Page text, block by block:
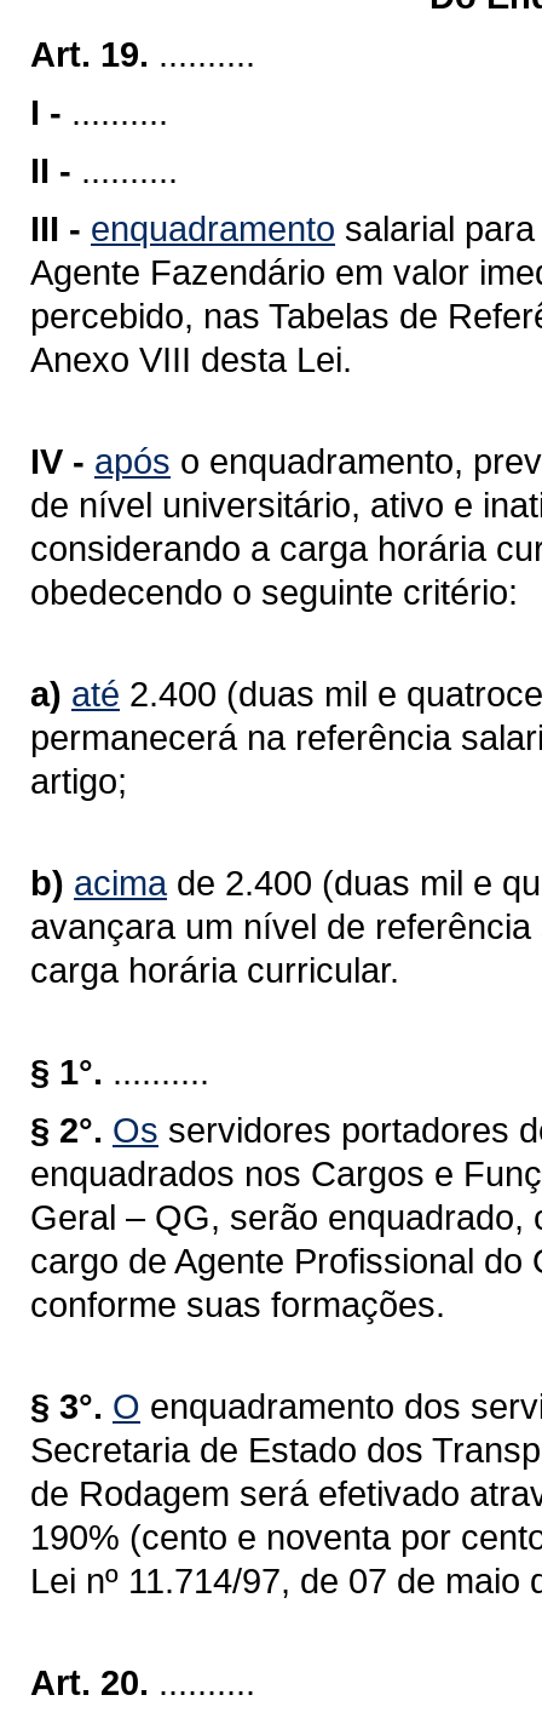
Art. 19. ..........
I - ..........
II - ..........
III - enquadramento salarial
Agente Fazendário em valor
percebido, nas Tabelas de
Anexo VIII desta Lei.
IV - após o enquadramento,
de nível universitário, ativo e
considerando a carga horária
obedecendo o seguinte critério:
a) até 2.400 (duas mil e
permanecerá na referência
artigo;
b) acimade 2.400 (duas mil e
avançara um nível de
carga horária curricular.
§ 1°. ..........
§ 2°. Os servidores portadores
enquadrados nos Cargos e
Geral – QG, serão
cargo de Agente Profissional
conforme suas formações.
§ 3°. O enquadramento dos
Secretaria de Estado dos
de Rodagem será efetivado
190% (cento e noventa por
Lei nº 11.714/97, de 07 de maio
Art. 20. ..........